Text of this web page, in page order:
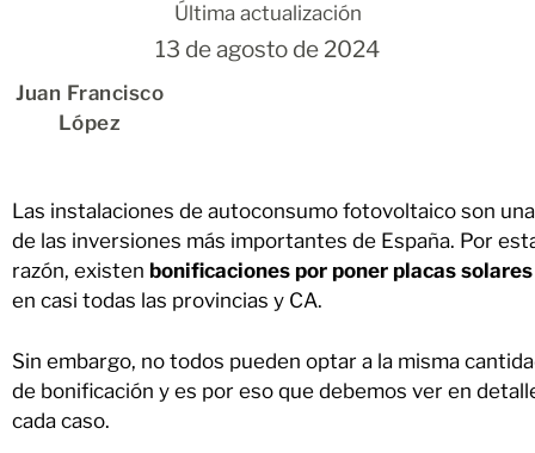
Última actualización
13 de agosto de 2024
Juan Francisco
López
Las instalaciones de autoconsumo fotovoltaico son una
de las inversiones más importantes de España. Por
razón, existen bonificaciones por poner placas solares
en casi todas las provincias y CA.
Sin embargo, no todos pueden optar a la misma
de bonificación y es por eso que debemos ver en
cada caso.